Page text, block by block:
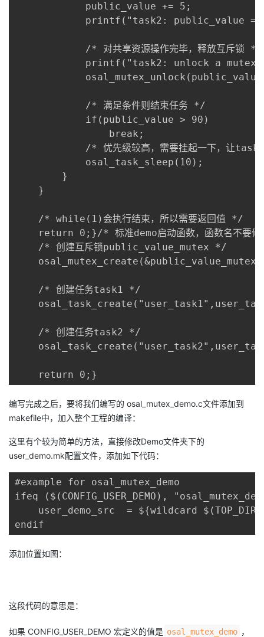
public_value += 5;
printf("task2: public_value =
/* 对共享资源操作完毕，释放互斥锁 */
printf("task2: unlock a
/* 满足条件则结束任务 */
if(public_value > 90)
break;
/* 优先级较高，需要挂起一下，让task1获取
osal_task_sleep(10);
}
}
/* while(1)会执行结束，所以需要返回值 */
return 0;}/* 标准demo启动函数，函数名不要修
/* 创建互斥锁public_value_mutex */
/* 创建任务task1 */
/* 创建任务task2 */
return 0;}
编写完成之后，要将我们编写的 osal_mutex_demo.c文件添加到
makefile中，加入整个工程的编译：
这里有个较为简单的方法，直接修改Demo文件夹下的
user_demo.mk配置文件，添加如下代码：
#example for osal_mutex_demo
ifeq ($(CONFIG_USER_DEMO),
user_demo_src  = ${wildcard
endif
添加位置如图：
这段代码的意思是：
如果 CONFIG_USER_DEMO 宏定义的值是 osal_mutex_demo ，